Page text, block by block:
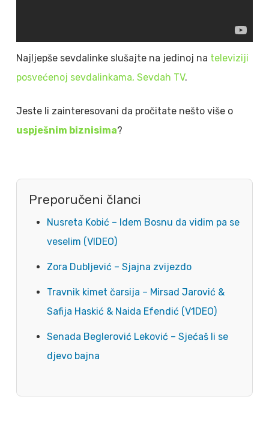
Najljepše sevdalinke slušajte na jedinoj na televiziji
posvećenoj sevdalinkama, Sevdah TV.
Jeste li zainteresovani da pročitate nešto više o
uspješnim biznisima?
Preporučeni članci
Nusreta Kobić – Idem Bosnu da vidim pa se
veselim (VIDEO)
Zora Dubljević – Sjajna zvijezdo
Travnik kimet čarsija – Mirsad Jarović &
Safija Haskić & Naida Efendić (V1DEO)
Senada Beglerović Leković – Sjećaš li se
djevo bajna